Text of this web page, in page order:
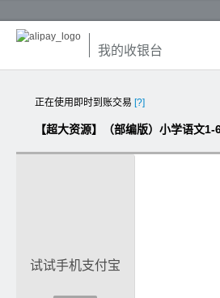
我的收银台
正在使用即时到账交易 [?]
试试手机支付宝